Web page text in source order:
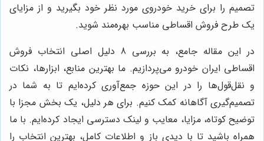
تصمیم را برای خرید خودروی مورد نظر خود بگیرید و از مزایای
یک طرح فروش اقساطی مناسب بهره‌مند شوید.
در این مقاله جامع، به بررسی 8 دلیل اصلی انتخاب فروش
اقساطی ایران خودرو می‌پردازیم. ما بهترین منابع، ابزارها، نکات
و نقل‌قول‌ها را در این حوزه جمع‌آوری کرده‌ایم تا به شما در
تصمیم‌گیری آگاهانه کمک کنیم. برای هر دلیل، یک بخش مجزا با
توضیح کوتاه، مزایا، معایب و لینک دسترسی ایجاد کرده‌ایم. با ما
همراه باشید تا با دیدی باز و اطلاعات کامل، بهترین انتخاب را